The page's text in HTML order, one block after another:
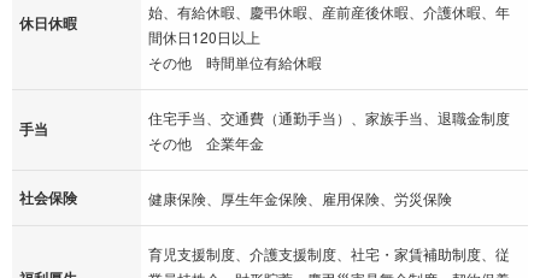
休日休暇
始、有給休暇、慶弔休暇、産前産後休暇、介護休暇、年
間休日120日以上
その他 時間単位有給休暇
手当
住宅手当、交通費（通勤手当）、家族手当、退職金制度
その他 企業年金
社会保険 健康保険、厚生年金保険、雇用保険、労災保険
育児支援制度、介護支援制度、社宅・家賃補助制度、従